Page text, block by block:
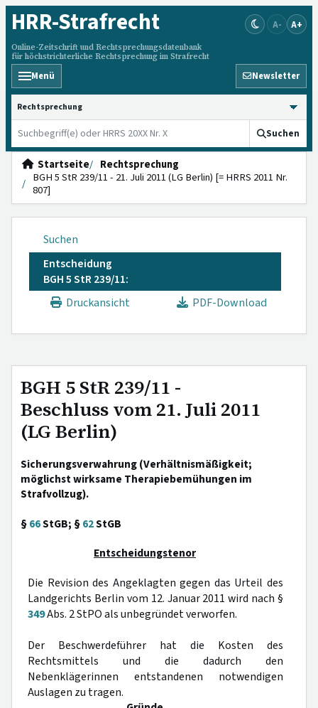
HRR-Strafrecht
Online-Zeitschrift und Rechtsprechungsdatenbank
für höchstrichterliche Rechtsprechung im Strafrecht
A- A+
Menü Newsletter
HRRS durchsuchen
Suchen
Startseite
Rechtsprechung
BGH 5 StR 239/11 - 21. Juli 2011 (LG Berlin) [= HRRS 2011 Nr.
807]
Suchen
Entscheidung
BGH 5 StR 239/11:
Druckansicht
PDF-Download
BGH 5 StR 239/11 -
Beschluss vom 21. Juli 2011
(LG Berlin)
Sicherungsverwahrung (Verhältnismäßigkeit;
möglichst wirksame Therapiebemühungen im
Strafvollzug).
§66StGB; §62StGB
Entscheidungstenor
Die Revision des Angeklagten gegen das Urteil des
Landgerichts Berlin vom 12. Januar 2011 wird nach §
349Abs. 2 StPO als unbegründet verworfen.
Der Beschwerdeführer hat die Kosten des
Rechtsmittels und die dadurch den
Nebenklägerinnen entstandenen notwendigen
Auslagen zu tragen.